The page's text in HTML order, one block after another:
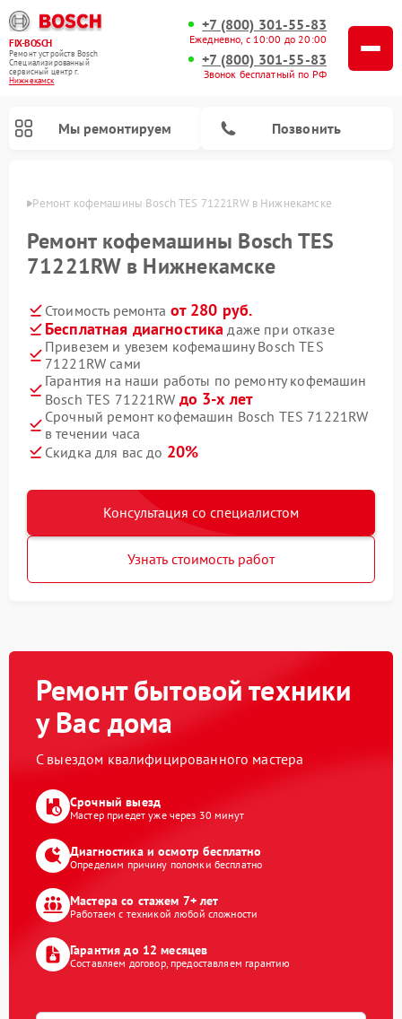
FIX-BOSCH
Ремонт устройств Bosch
Специализированный
cервисный центр г.
Нижнекамск
+7 (800) 301-55-83
Ежедневно, с 10:00 до 20:00
+7 (800) 301-55-83
Звонок бесплатный по РФ
Мы ремонтируем Позвонить
Ремонт кофемашины Bosch TES 71221RW в Нижнекамске
Ремонт кофемашины Bosch TES
71221RW в Нижнекамске
Стоимость ремонта от 280 руб.
Бесплатная диагностика даже при отказе
Привезем и увезем кофемашину Bosch TES
71221RW сами
Гарантия на наши работы по ремонту кофемашин
Bosch TES 71221RW до 3-х лет
Срочный ремонт кофемашин Bosch TES 71221RW
в течении часа
Скидка для вас до 20%
Консультация со специалистом
Узнать стоимость работ
Ремонт бытовой техники
у Вас дома
С выездом квалифицированного мастера
Срочный выезд
Мастер приедет уже через 30 минут
Диагностика и осмотр бесплатно
Определим причину поломки бесплатно
Мастера со стажем 7+ лет
Работаем с техникой любой сложности
Гарантия до 12 месяцев
Составляем договор, предоставляем гарантию